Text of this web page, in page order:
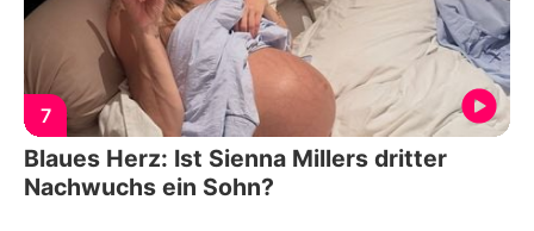
7
Blaues Herz: Ist Sienna Millers dritter
Nachwuchs ein Sohn?